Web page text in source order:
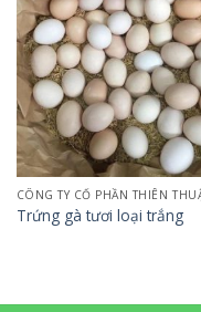
Trứng gà tươi loại trắng